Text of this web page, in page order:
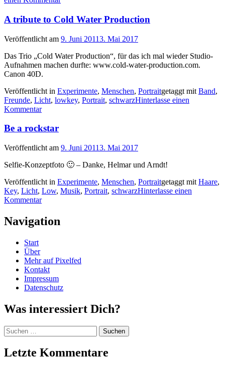
A tribute to Cold Water Production
Veröffentlicht am 9. Juni 20113. Mai 2017
Das Trio „Cold Water Production“, für das ich mal wieder Studio-
Aufnahmen machen durfte: www.cold-water-production.com.
Canon 40D.
Veröffentlicht in Experimente, Menschen, Portraitgetaggt mit Band,
Freunde, Licht, lowkey, Portrait, schwarzHinterlasse einen
Kommentar
Be a rockstar
Veröffentlicht am 9. Juni 20113. Mai 2017
Selfie-Konzeptfoto 🙂 – Danke, Helmar und Arndt!
Veröffentlicht in Experimente, Menschen, Portraitgetaggt mit Haare,
Key, Licht, Low, Musik, Portrait, schwarzHinterlasse einen
Kommentar
Navigation
Start
Über
Mehr auf Pixelfed
Kontakt
Impressum
Datenschutz
Was interessiert Dich?
Suchen
nach:
Letzte Kommentare